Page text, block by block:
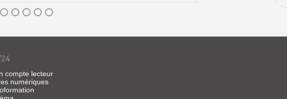
compte lecteur
numériques